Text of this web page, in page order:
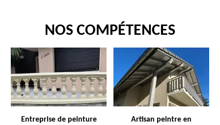
NOS COMPÉTENCES
Entreprise de peinture
Artisan peintre en